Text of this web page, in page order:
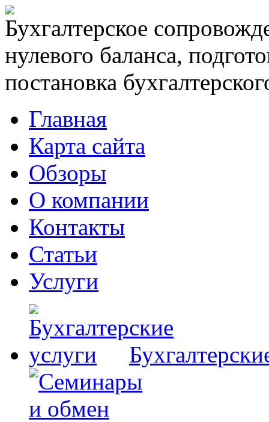
Бухгалтерское
нулевого баланса,
постановка
Главная
Карта сайта
Обзоры
О компании
Контакты
Статьи
Услуги